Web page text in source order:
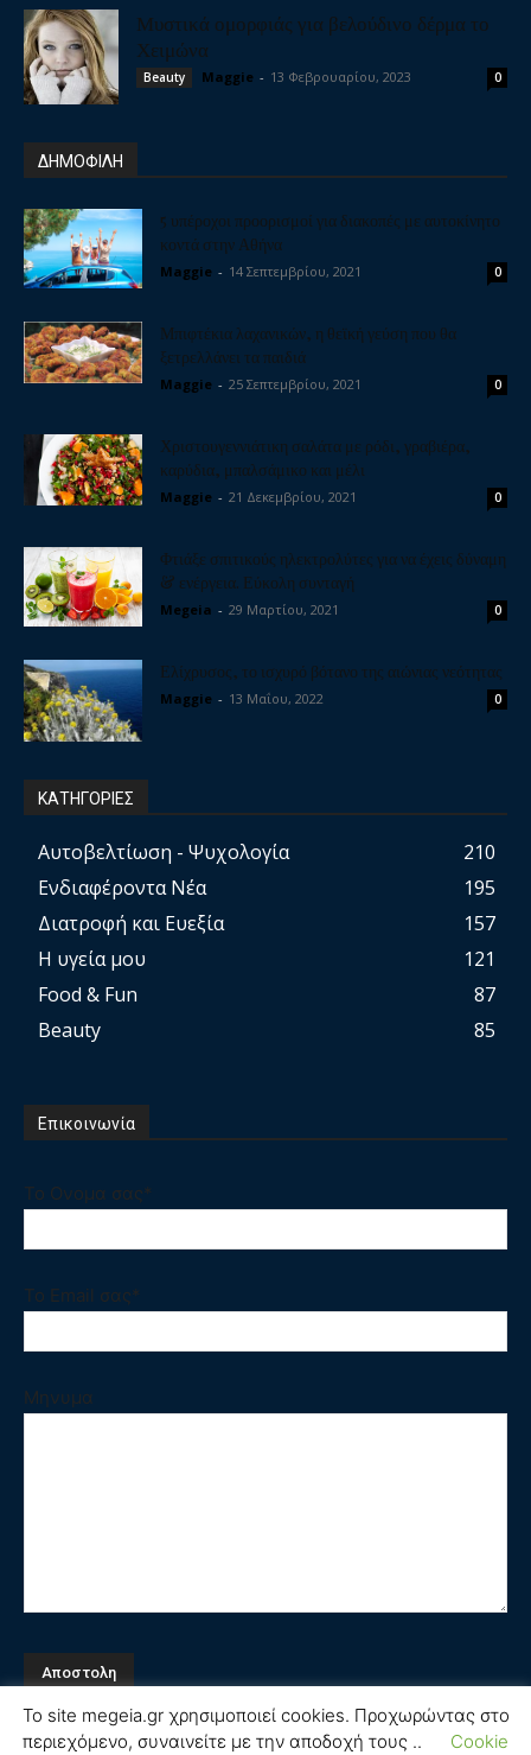
Μυστικά ομορφιάς για βελούδινο δέρμα το
Χειμώνα
Beauty Maggie - 13 Φεβρουαρίου, 2023 0
ΔΗΜΟΦΙΛΗ
5 υπέροχοι προορισμοί για διακοπές με αυτοκίνητο
κοντά στην Αθήνα
Maggie - 14 Σεπτεμβρίου, 2021 0
Μπιφτέκια λαχανικών, η θεϊκή γεύση που θα
ξετρελλάνει τα παιδιά
Maggie - 25 Σεπτεμβρίου, 2021 0
Χριστουγεννιάτικη σαλάτα με ρόδι, γραβιέρα,
καρύδια, μπαλσάμικο και μέλι
Maggie - 21 Δεκεμβρίου, 2021 0
Φτιάξε σπιτικούς ηλεκτρολύτες για να έχεις δύναμη
& ενέργεια. Εύκολη συνταγή
Megeia - 29 Μαρτίου, 2021 0
Ελίχρυσος, το ισχυρό βότανο της αιώνιας νεότητας
Maggie - 13 Μαΐου, 2022 0
ΚΑΤΗΓΟΡΙΕΣ
Αυτοβελτίωση - Ψυχολογία
210
Ενδιαφέροντα Νέα
195
Διατροφή και Ευεξία
157
Η υγεία μου
121
Food & Fun
87
Beauty
85
Επικοινωνία
Το Ονομα σας*
Το Email σας*
Μηνυμα
Το site megeia.gr χρησιμοποιεί cookies. Προχωρώντας στο
περιεχόμενο, συναινείτε με την αποδοχή τους ..
Cookie